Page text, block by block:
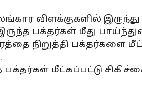
விளக்குகளில் இருந்து
பக்தர்கள் மீது
நிறுத்தி பக்தர்களை
மீட்கப்பட்டு